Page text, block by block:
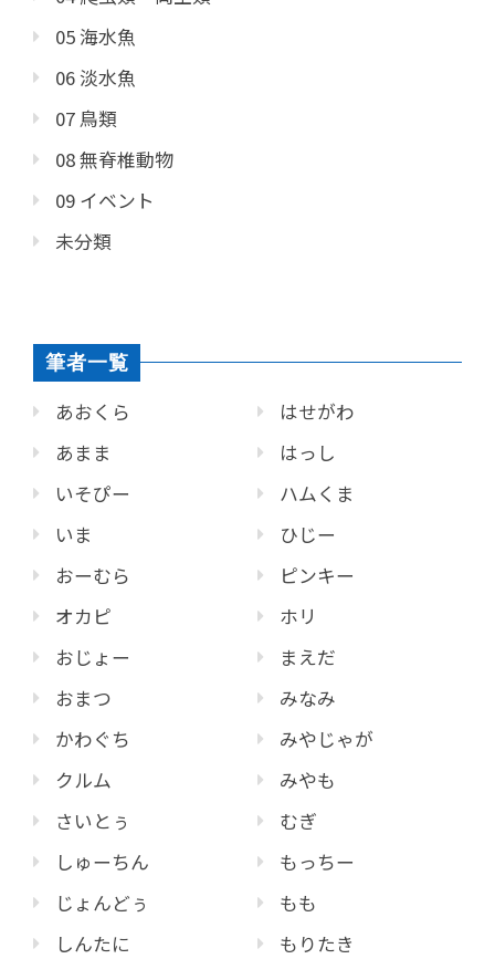
05 海水魚
06 淡水魚
07 鳥類
08 無脊椎動物
09 イベント
未分類
筆者一覧
あおくら
あまま
いそぴー
いま
おーむら
オカピ
おじょー
おまつ
かわぐち
クルム
さいとぅ
しゅーちん
じょんどぅ
しんたに
はせがわ
はっし
ハムくま
ひじー
ピンキー
ホリ
まえだ
みなみ
みやじゃが
みやも
むぎ
もっちー
もも
もりたき